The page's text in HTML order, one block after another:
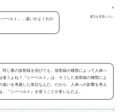
電力を見直したい
ーベルト」…違いがよくわか
同じ量の放射線を浴びても、放射線の種類によって人体へ
違うよね？『シーベルト』は、そうした放射線の種類によ
違いを考慮した単位なんだ。だから、人体への影響を考え
、『シーベルト』を使うことが多いんだよ。